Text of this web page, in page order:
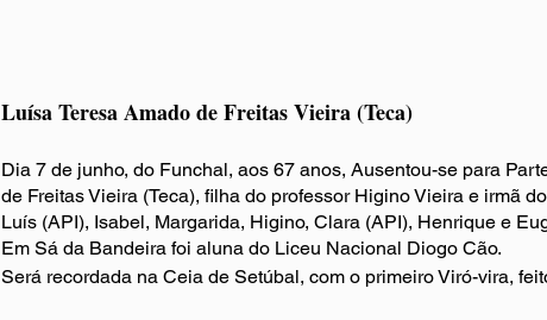
​Luísa Teresa Amado de Freitas Vieira (Teca)
Dia 7 de junho, do Funchal, aos 67 anos, Ausentou-se para
de Freitas Vieira (Teca), filha do professor Higino Vieira e irmã
Luís (API), Isabel, Margarida, Higino, Clara (API), Henrique e
Em Sá da Bandeira foi aluna do Liceu Nacional Diogo Cão.
Será recordada na Ceia de Setúbal, com o primeiro Viró-vira,